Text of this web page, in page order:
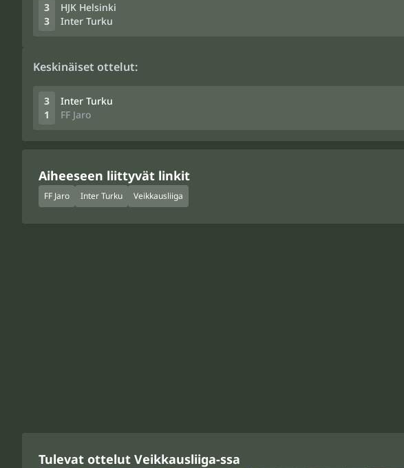
3
3
HJK Helsinki
Inter Turku
Keskinäiset ottelut:
3
1
Inter Turku
FF Jaro
Aiheeseen liittyvät linkit
FF Jaro Inter Turku Veikkausliiga
Tulevat ottelut Veikkausliiga-ssa